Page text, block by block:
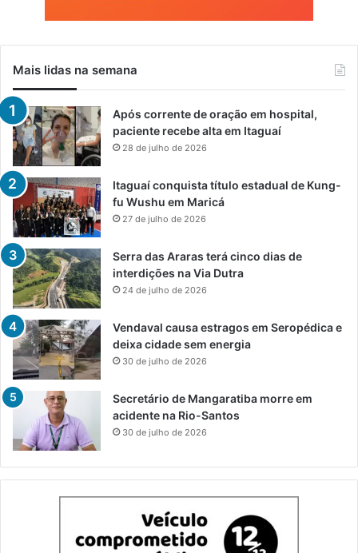
Mais lidas na semana
Após corrente de oração em hospital,
paciente recebe alta em Itaguaí
28 de julho de 2026
Itaguaí conquista título estadual de Kung-
fu Wushu em Maricá
27 de julho de 2026
Serra das Araras terá cinco dias de
interdições na Via Dutra
24 de julho de 2026
Vendaval causa estragos em Seropédica e
deixa cidade sem energia
30 de julho de 2026
Secretário de Mangaratiba morre em
acidente na Rio-Santos
30 de julho de 2026